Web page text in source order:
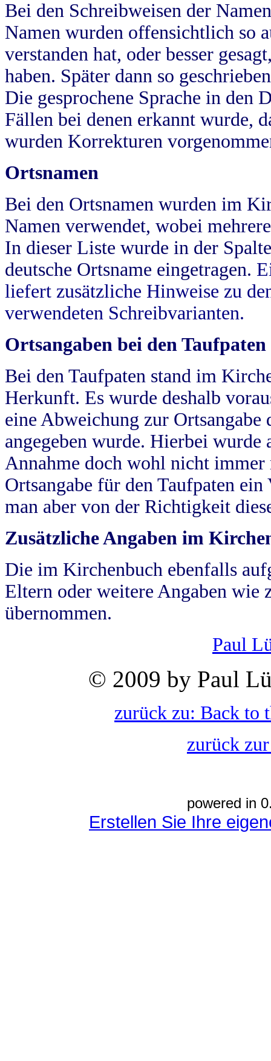
Bei den Schreibweisen der
Namen wurden offensichtlich so
verstanden hat, oder besser
haben. Später dann so
Die gesprochene Sprache in
Fällen bei denen erkannt wurde,
wurden Korrekturen
Ortsnamen
Bei den Ortsnamen wurden im
Namen verwendet, wobei
In dieser Liste wurde in der
deutsche Ortsname eingetragen.
liefert zusätzliche Hinweise zu
verwendeten Schreibvarianten.
Ortsangaben bei den Taufpaten
Bei den Taufpaten stand im
Herkunft. Es wurde deshalb
eine Abweichung zur
angegeben wurde. Hierbei wurde
Annahme doch wohl nicht
Ortsangabe für den Taufpaten
man aber von der Richtigkeit
Zusätzliche Angaben im
Die im Kirchenbuch ebenfalls
Eltern oder weitere Angaben wie
übernommen.
Paul
© 2009 by Paul
zurück zu: Back to
zurück
powered in
Erstellen Sie Ihre